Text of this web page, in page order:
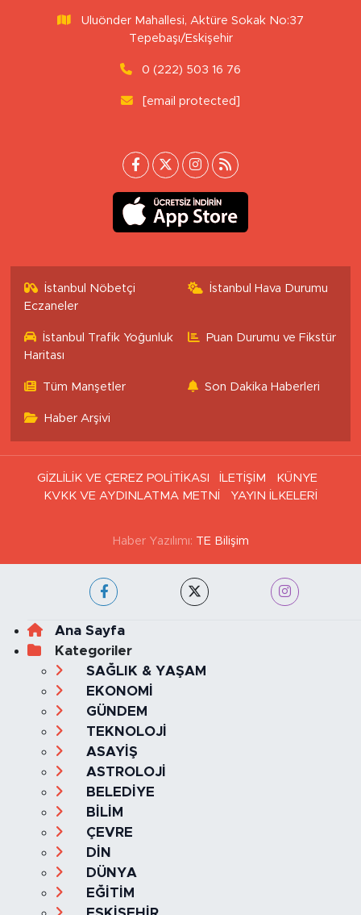
Uluönder Mahallesi, Aktüre Sokak No:37
Tepebaşı/Eskişehir
0 (222) 503 16 76
[email protected]
İstanbul Nöbetçi
Eczaneler
İstanbul Hava Durumu
İstanbul Trafik Yoğunluk
Haritası
Puan Durumu ve Fikstür
Tüm Manşetler Son Dakika Haberleri
Haber Arşivi
GİZLİLİK VE ÇEREZ POLİTİKASI İLETİŞİM
KÜNYE
KVKK VE AYDINLATMA METNİ
YAYIN İLKELERİ
Haber Yazılımı: TE Bilişim
Ana Sayfa
Kategoriler
SAĞLIK & YAŞAM
EKONOMİ
GÜNDEM
TEKNOLOJİ
ASAYİŞ
ASTROLOJİ
BELEDİYE
BİLİM
ÇEVRE
DİN
DÜNYA
EĞİTİM